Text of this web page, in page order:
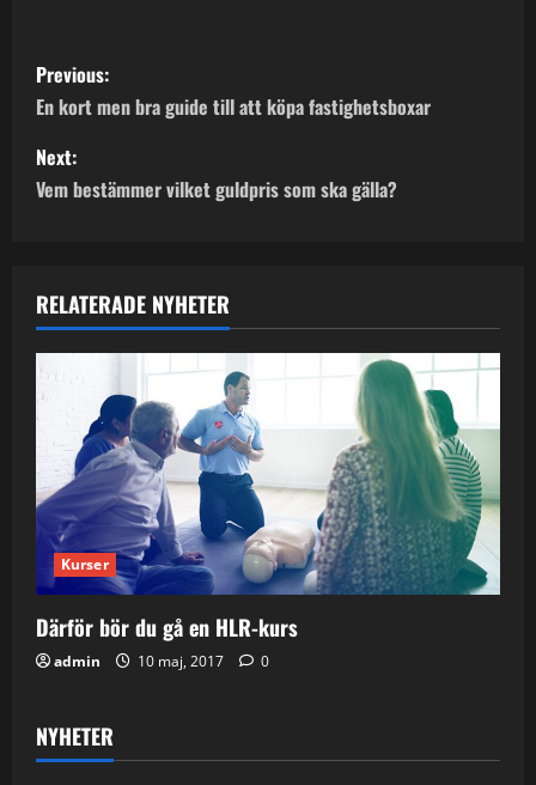
P
o
s
t
a
v
i
g
a
i
o
n
Previous:
En kort men bra guide till att köpa fastighetsboxar
Next:
Vem bestämmer vilket guldpris som ska gälla?
RELATERADE NYHETER
Kurser
Därför bör du gå en HLR-kurs
admin 10 maj, 2017 0
NYHETER